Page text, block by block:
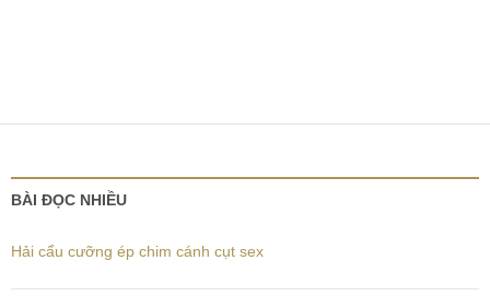
BÀI ĐỌC NHIỀU
Hải cẩu cưỡng ép chim cánh cụt sex